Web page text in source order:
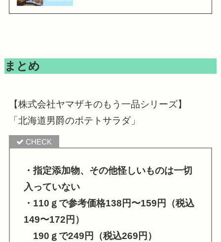
まとめ
【株式会社ヤマザキのもう一品シリーズ】
「北海道男爵のポテトサラダ」
・指定添加物、その他怪しいものは一切
入っていない
・110ｇで参考価格138円〜159円（税込
149〜172円）
190ｇで249円（税込269円）